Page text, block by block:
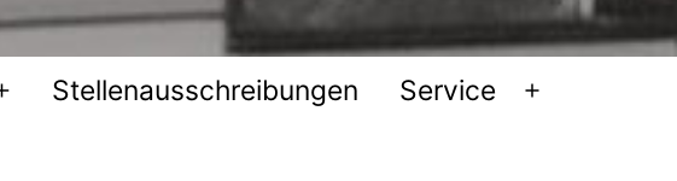
MenüStellenausschreibungen Service
Menü